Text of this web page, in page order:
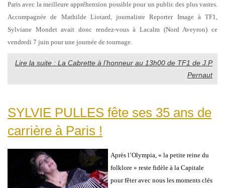
Paris avec la meilleure appréhension possible pour un public des plus vastes.
Accompagnée de Mathilde Liotard, journaliste Reporter Image à TF1,
Sylviane Mondet avait donc rendez-vous à Lacalm (Nord Aveyron) ce
vendredi 7 juin pour une journée de tournage.
Lire la suite : La Cabrette à l’honneur au 13h00 de TF1 de J.P
Pernaut
SYLVIE PULLES fête ses 35 ans de
carrière à Paris !
Après l’Olympia, « la petite reine du
folklore » reste fidèle à la Capitale
pour fêter avec nous les moments clés